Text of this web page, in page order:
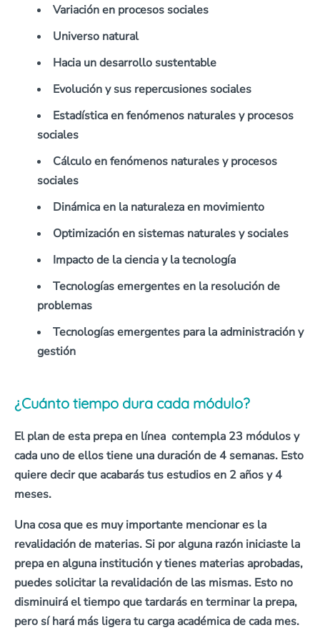
Variación en procesos sociales
Universo natural
Hacia un desarrollo sustentable
Evolución y sus repercusiones sociales
Estadística en fenómenos naturales y procesos
sociales
Cálculo en fenómenos naturales y procesos
sociales
Dinámica en la naturaleza en movimiento
Optimización en sistemas naturales y sociales
Impacto de la ciencia y la tecnología
Tecnologías emergentes en la resolución de
problemas
Tecnologías emergentes para la administración y
gestión
¿Cuánto tiempo dura cada módulo?
El plan de esta prepa en línea contempla 23 módulosy
cada uno de ellos tiene unaduración de 4 semanas. Esto
quiere decir que acabarás tus estudios en 2 años y 4
meses.
Una cosa que es muy importante mencionar es la
revalidación de materias. Si por alguna razón iniciaste la
prepa en alguna institución y tienes materias aprobadas,
puedes solicitar la revalidación de las mismas. Esto no
disminuirá el tiempo que tardarás en terminar la prepa,
pero sí hará más ligera tu carga académica de cada mes.